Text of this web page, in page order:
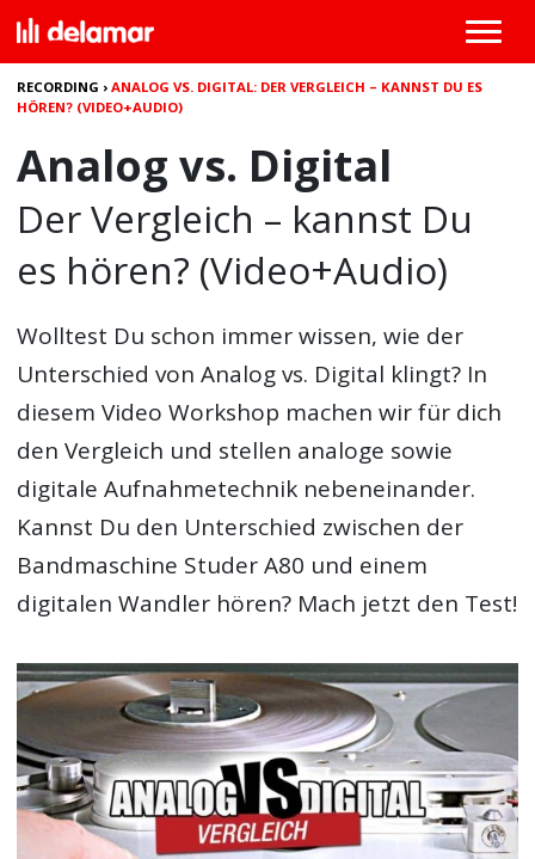
RECORDING ›ANALOG VS. DIGITAL: DER VERGLEICH – KANNST DU ES
HÖREN? (VIDEO+AUDIO)
Analog vs. Digital
Der Vergleich – kannst Du
es hören? (Video+Audio)
Wolltest Du schon immer wissen, wie der
Unterschied von Analog vs. Digital klingt? In
diesem Video Workshop machen wir für dich
den Vergleich und stellen analoge sowie
digitale Aufnahmetechnik nebeneinander.
Kannst Du den Unterschied zwischen der
Bandmaschine Studer A80 und einem
digitalen Wandler hören? Mach jetzt den Test!